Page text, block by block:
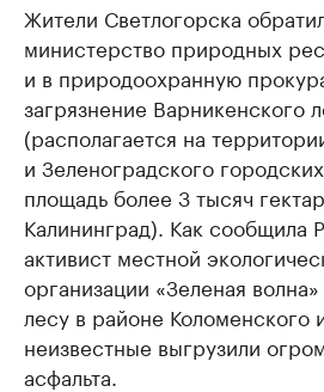
Жители Светлогорска
министерство природных
и в природоохранную
загрязнение Варникенского
(располагается на
и Зеленоградского
площадь более 3 тысяч
Калининград). Как сообщила
активист местной
организации «Зеленая
лесу в районе Коломенского
неизвестные выгрузили
асфальта.